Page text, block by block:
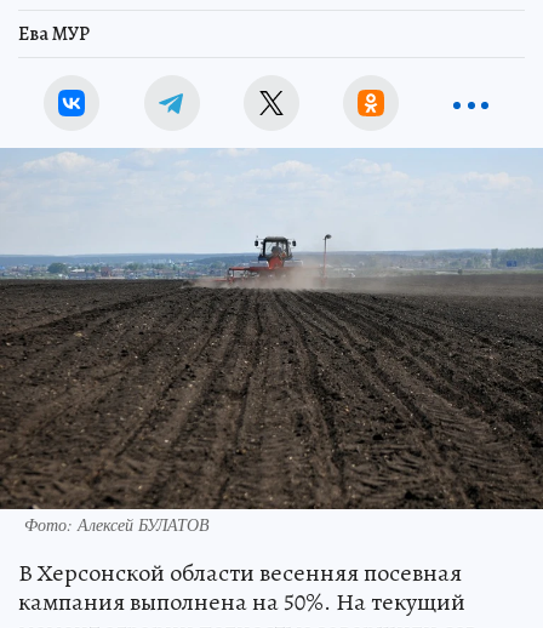
Ева МУР
Фото: Алексей БУЛАТОВ
В Херсонской области весенняя посевная
кампания выполнена на 50%. На текущий